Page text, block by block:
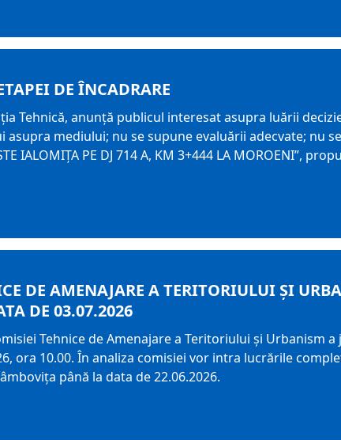
DE ÎNCADRARE
Tehnică, anunţă publicul interesat asupra luării
mediului; nu se supune evaluării adecvate; nu
IALOMIȚA PE DJ 714 A, KM 3+444 LA MOROENI”,
DE AMENAJARE A TERITORIULUI ȘI
DE 03.07.2026
Tehnice de Amenajare a Teritoriului și Urbanism a
ora 10.00. În analiza comisiei vor intra lucrările
până la data de 22.06.2026.